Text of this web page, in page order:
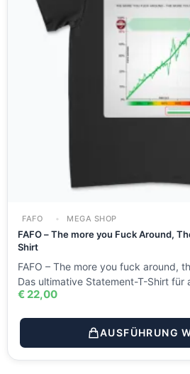
FAFO MEGA SHOP
FAFO – The more you Fuck Around,
Shirt
FAFO – The more you fuck around,
Das ultimative Statement-T-Shirt für
€ 22,00
AUSFÜHRUNG